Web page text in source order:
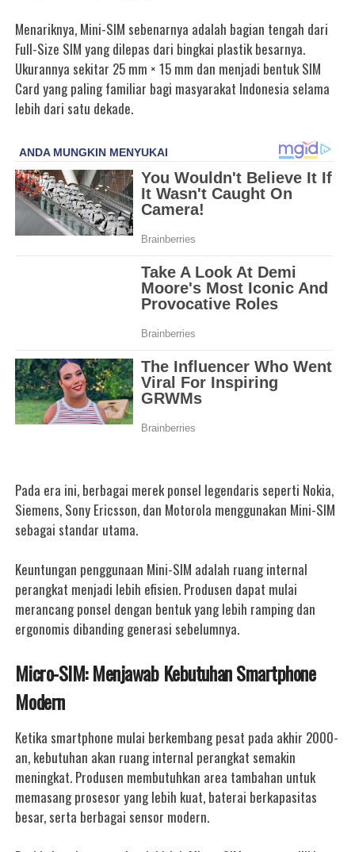
Menariknya, Mini-SIM sebenarnya adalah bagian tengah dari
Full-Size SIM yang dilepas dari bingkai plastik besarnya.
Ukurannya sekitar 25 mm × 15 mm dan menjadi bentuk SIM
Card yang paling familiar bagi masyarakat Indonesia selama
lebih dari satu dekade.
Pada era ini, berbagai merek ponsel legendaris seperti Nokia,
Siemens, Sony Ericsson, dan Motorola menggunakan Mini-SIM
sebagai standar utama.
Keuntungan penggunaan Mini-SIM adalah ruang internal
perangkat menjadi lebih efisien. Produsen dapat mulai
merancang ponsel dengan bentuk yang lebih ramping dan
ergonomis dibanding generasi sebelumnya.
Micro-SIM: Menjawab Kebutuhan Smartphone
Modern
Ketika smartphone mulai berkembang pesat pada akhir 2000-
an, kebutuhan akan ruang internal perangkat semakin
meningkat. Produsen membutuhkan area tambahan untuk
memasang prosesor yang lebih kuat, baterai berkapasitas
besar, serta berbagai sensor modern.